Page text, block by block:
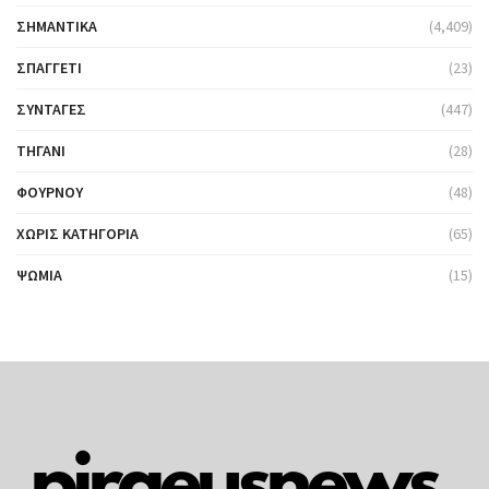
ΣΗΜΑΝΤΙΚΆ (4,409)
ΣΠΑΓΓΈΤΙ (23)
ΣΥΝΤΑΓΈΣ (447)
ΤΗΓΆΝΙ (28)
ΦΟΎΡΝΟΥ (48)
ΧΩΡΊΣ ΚΑΤΗΓΟΡΊΑ (65)
ΨΩΜΙΆ (15)